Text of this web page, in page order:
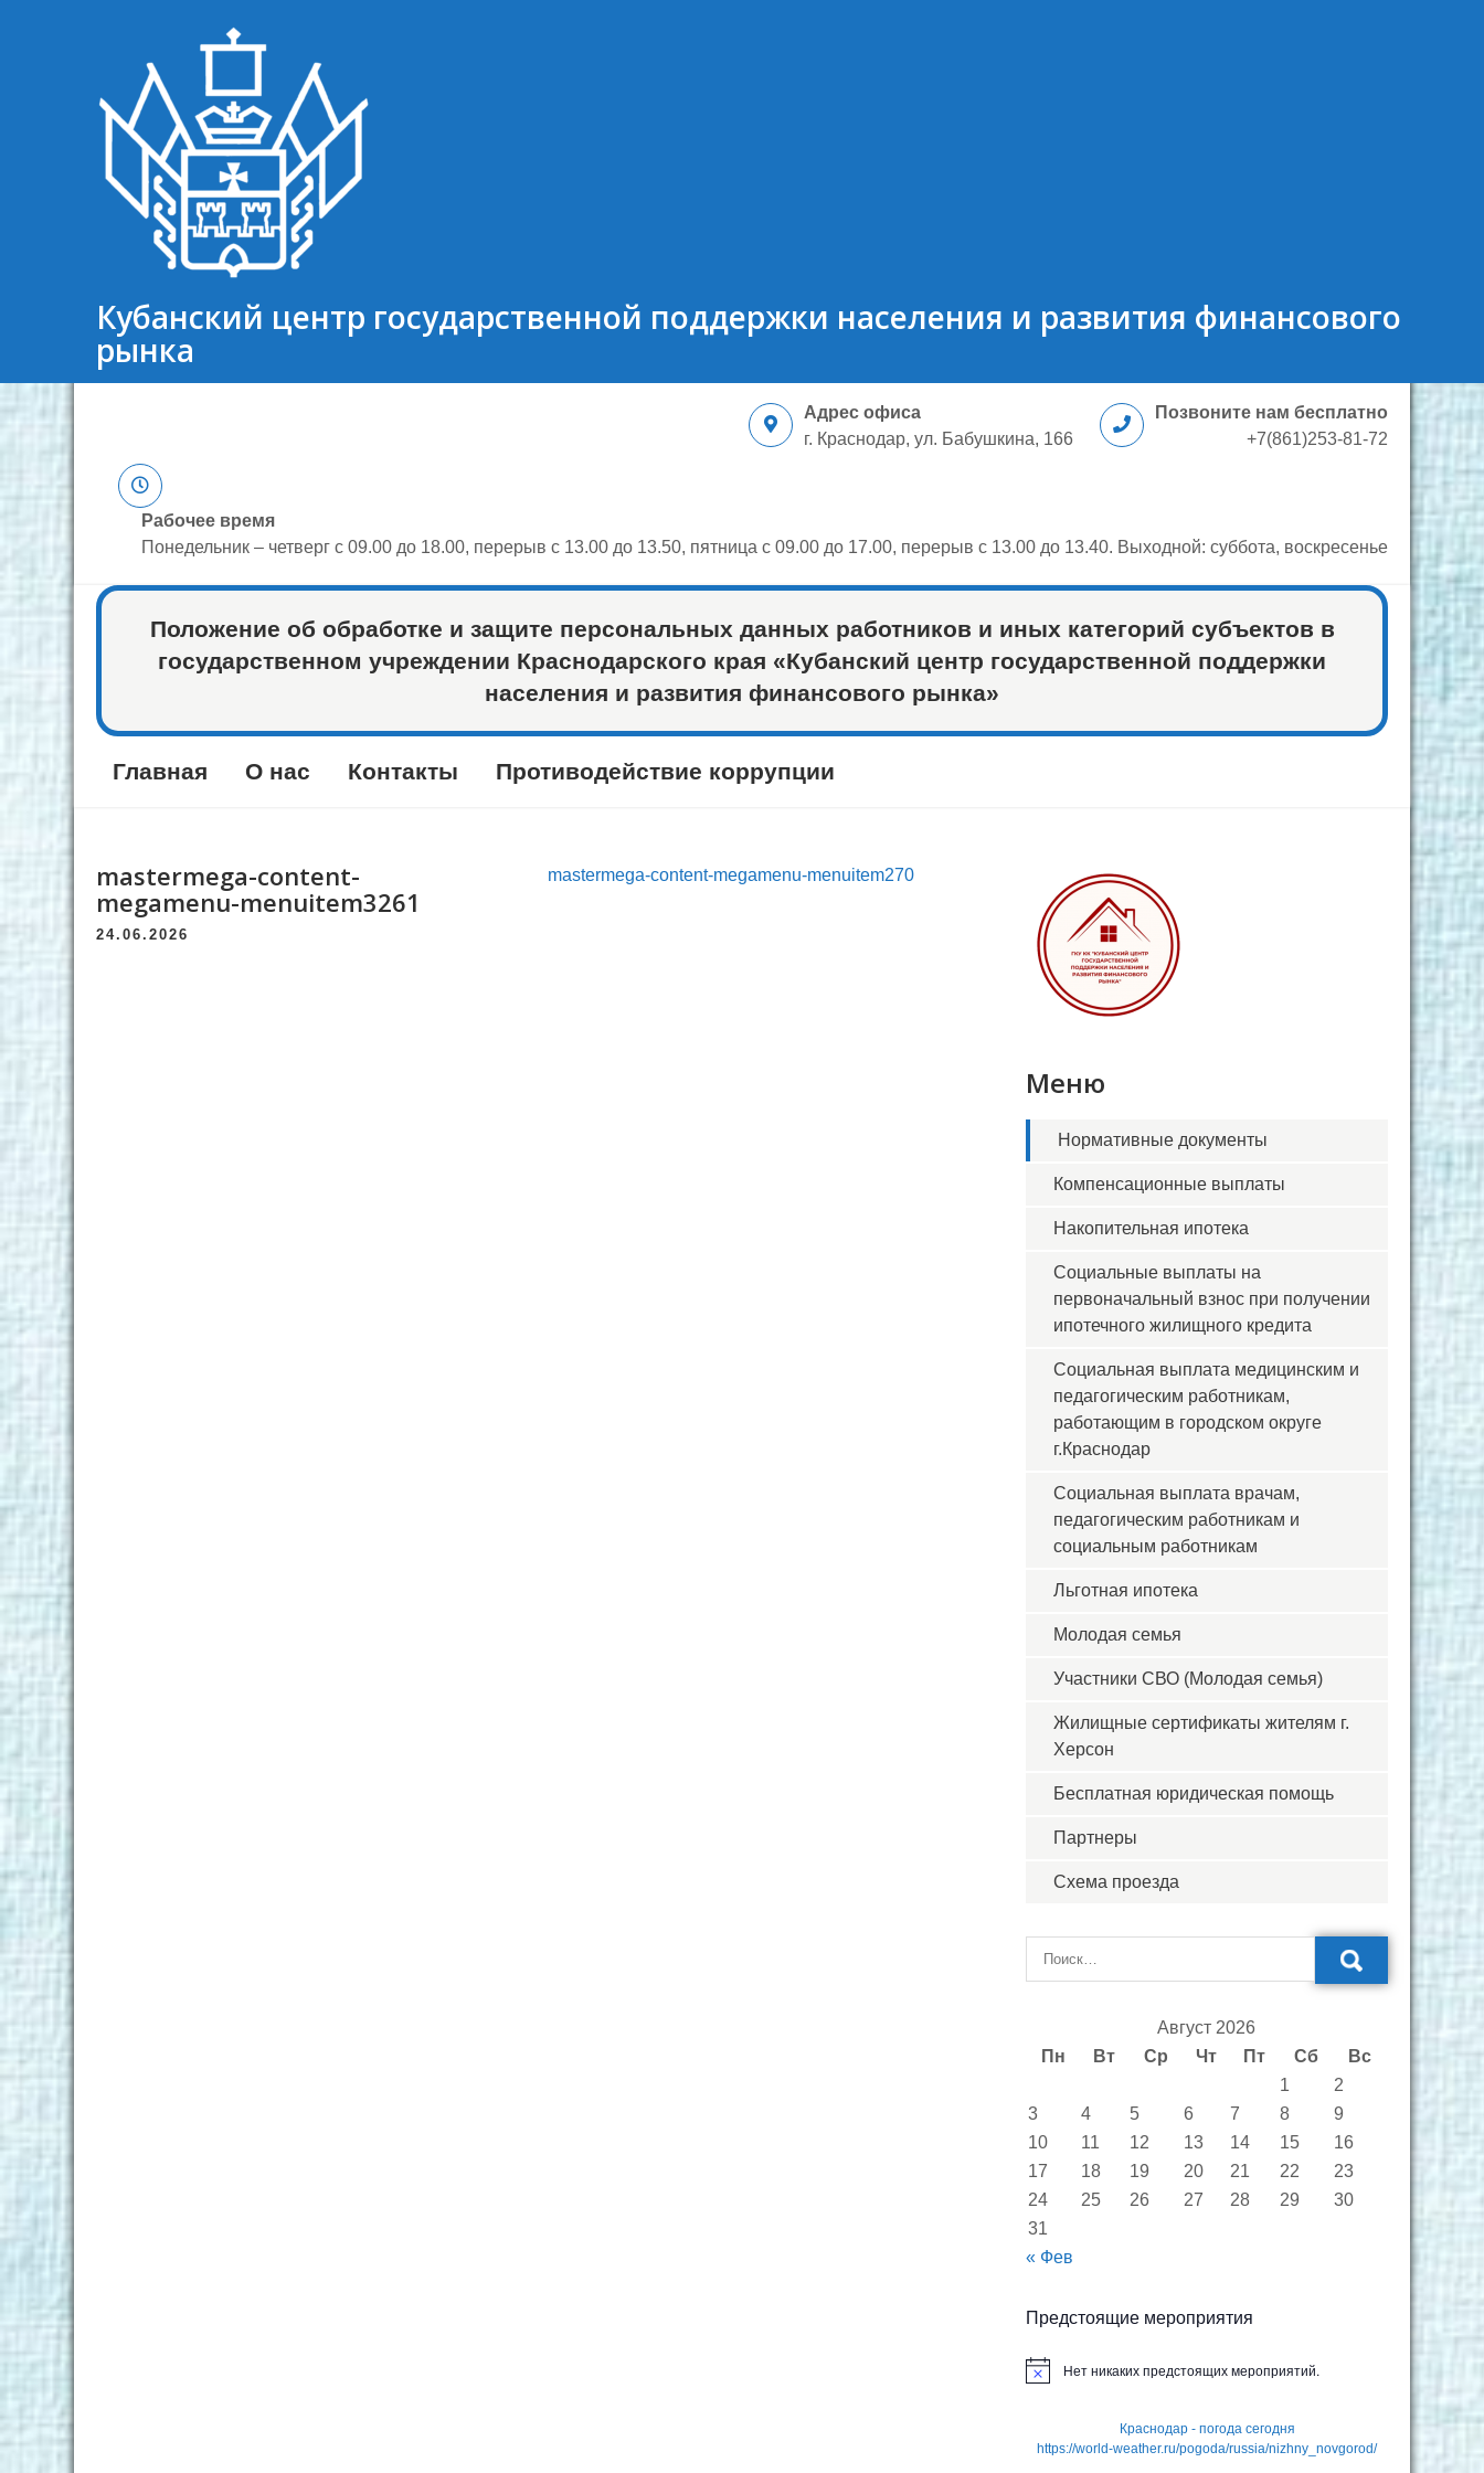
Кубанский центр государственной поддержки населения и развития финансового
Адрес офиса
г. Краснодар, ул. Бабушкина, 166
Позвоните нам бесплатно
+7(861)253-81-72
Рабочее время
Понедельник – четверг с 09.00 до 18.00, перерыв с 13.00 до 13.50, пятница с 09.00 до 17.00, перерыв с 13.00 до 13.40. Выходной: суббота, воскресенье
Положение об обработке и защите персональных данных работников и иных категорий субъектов в
государственном учреждении Краснодарского края «Кубанский центр государственной поддержки
населения и развития финансового рынка»
Главная О нас Контакты Противодействие коррупции
mastermega-content-
megamenu-menuitem3261
24.06.2026
mastermega-content-megamenu-menuitem270
Меню
Нормативные документы
Компенсационные выплаты
Накопительная ипотека
Социальные выплаты на
первоначальный взнос при получении
ипотечного жилищного кредита
Социальная выплата медицинским и
педагогическим работникам,
работающим в городском округе
г.Краснодар
Социальная выплата врачам,
педагогическим работникам и
социальным работникам
Льготная ипотека
Молодая семья
Участники СВО (Молодая семья)
Жилищные сертификаты жителям г.
Херсон
Бесплатная юридическая помощь
Партнеры
Схема проезда
Август 2026
Пн
Вт Ср Чт Пт Сб
Вс
1
2
3
4 5 6 7 8
9
10
11 12 13 14 15
16
17
18 19 20 21 22
23
24
25 26 27 28 29
30
31
« Фев
Предстоящие мероприятия
Нет никаких предстоящих мероприятий.
Краснодар - погода сегодня
https://world-weather.ru/pogoda/russia/nizhny_novgorod/